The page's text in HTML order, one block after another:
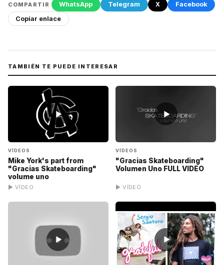
COMPARTIR WhatsApp Telegram X
Facebook
Copiar enlace
TAMBIÉN TE PUEDE INTERESAR
▶
VÍDEOS
Mike York's part from
"Gracias Skateboarding"
volume uno
▶ VÍDEO
▶
VÍDEOS
"Gracias Skateboarding"
Volumen Uno FULL VIDEO
▶ VÍDEO
▶ ▶